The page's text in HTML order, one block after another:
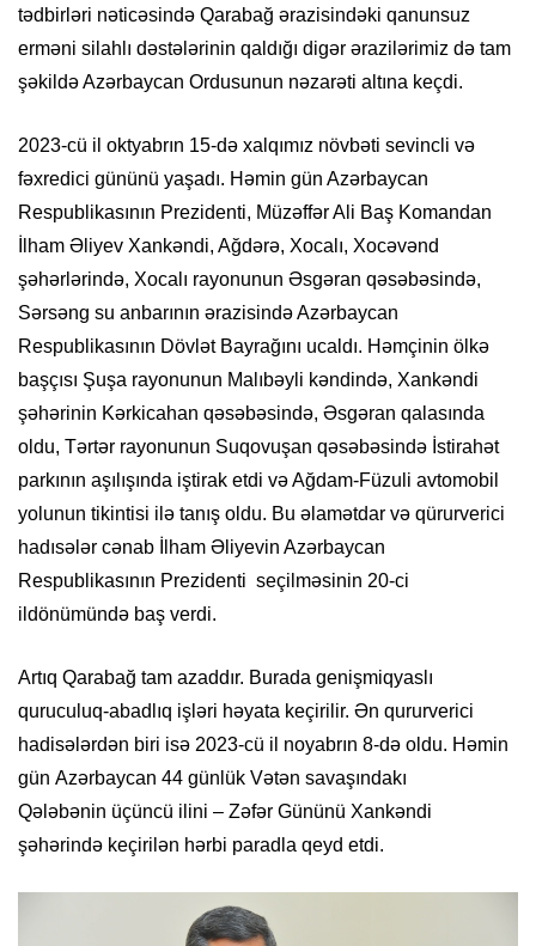
tədbirləri nəticəsində Qarabağ ərazisindəki qanunsuz
erməni silahlı dəstələrinin qaldığı digər ərazilərimiz də tam
şəkildə Azərbaycan Ordusunun nəzarəti altına keçdi.
2023-cü il oktyabrın 15-də xalqımız növbəti sevincli və
fəxredici gününü yaşadı. Həmin gün Azərbaycan
Respublikasının Prezidenti, Müzəffər Ali Baş Komandan
İlham Əliyev Xankəndi, Ağdərə, Xocalı, Xocəvənd
şəhərlərində, Xocalı rayonunun Əsgəran qəsəbəsində,
Sərsəng su anbarının ərazisində Azərbaycan
Respublikasının Dövlət Bayrağını ucaldı. Həmçinin ölkə
başçısı Şuşa rayonunun Malıbəyli kəndində, Xankəndi
şəhərinin Kərkicahan qəsəbəsində, Əsgəran qalasında
oldu, Tərtər rayonunun Suqovuşan qəsəbəsində İstirahət
parkının aşılışında iştirak etdi və Ağdam-Füzuli avtomobil
yolunun tikintisi ilə tanış oldu. Bu əlamətdar və qürurverici
hadısələr cənab İlham Əliyevin Azərbaycan
Respublikasının Prezidenti seçilməsinin 20-ci
ildönümündə baş verdi.
Artıq Qarabağ tam azaddır. Burada genişmiqyaslı
quruculuq-abadlıq işləri həyata keçirilir. Ən qururverici
hadisə lərdən biri isə 2023-cü il noyabrın 8-də ol du. Həmin
gün Azərbaycan 44 günlük Vətən savaşındakı
Qələbənin üçüncü ilini – Zəfər Gününü Xankəndi
şəhərində keçirilən hərbi paradla qeyd etdi.